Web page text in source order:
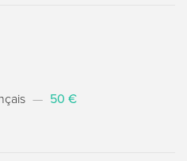
— 50 €